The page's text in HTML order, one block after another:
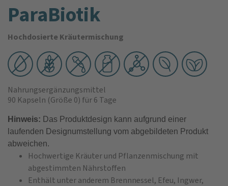
ParaBiotik
Hochdosierte Kräutermischung
Nahrungsergänzungsmittel
90 Kapseln (Größe 0) für 6 Tage
Hinweis: Das Produktdesign kann aufgrund einer
laufenden Designumstellung vom abgebildeten Produkt
abweichen.
Hochwertige Kräuter und Pflanzenmischung mit
abgestimmten Nährstoffen
Enthält unter anderem Brennnessel, Efeu, Ingwer,